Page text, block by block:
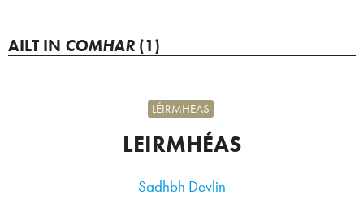
AILT IN COMHAR (1)
LEIRMHÉAS
LÉIRMHEAS
Sadhbh Devlin